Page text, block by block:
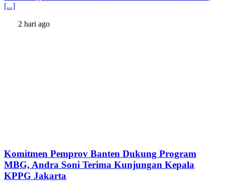
[...]
2 hari ago
Komitmen Pemprov Banten Dukung Program
MBG, Andra Soni Terima Kunjungan Kepala
KPPG Jakarta